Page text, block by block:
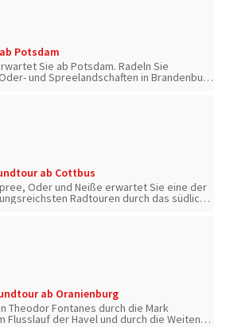
Potsdam
Sie ab Potsdam. Radeln Sie
und Spreelandschaften in Brandenburg
ab Cottbus
Oder und Neiße erwartet Sie eine der
Radtouren durch das südliche
ab Oranienburg
Theodor Fontanes durch die Mark
Flusslauf der Havel und durch die Weiten